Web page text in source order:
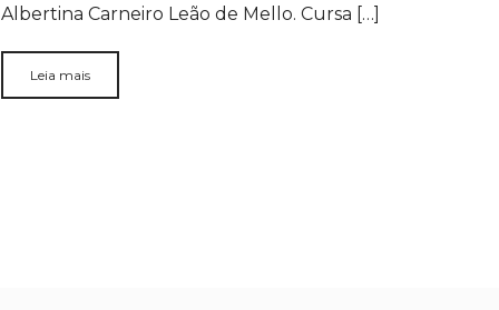
Albertina Carneiro Leão de Mello. Cursa […]
Leia mais